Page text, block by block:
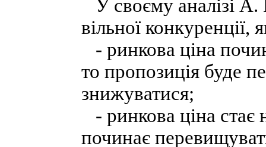
У своєму аналізі
вільної конкуренції,
- ринкова ціна
то пропозиція буде
знижуватися;
- ринкова ціна стає
починає